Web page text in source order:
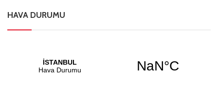
HAVA DURUMU